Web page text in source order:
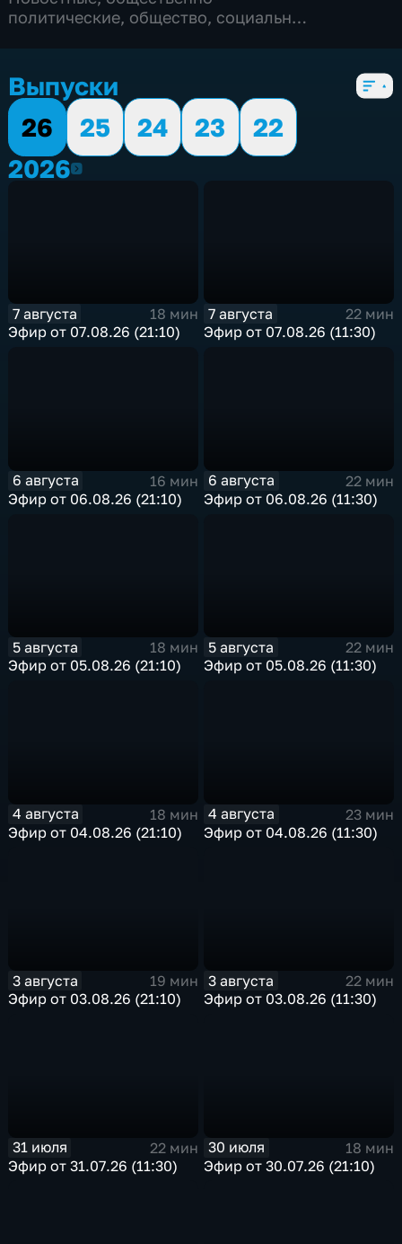
политические, общество, социально-
Выпуски
26
25 24 23
22
20262026
7 августа
18 мин
Эфир от 07.08.26 (21:10)
7 августа
22 мин
Эфир от 07.08.26 (11:30)
6 августа
16 мин
Эфир от 06.08.26 (21:10)
6 августа
22 мин
Эфир от 06.08.26 (11:30)
5 августа
18 мин
Эфир от 05.08.26 (21:10)
5 августа
22 мин
Эфир от 05.08.26 (11:30)
4 августа
18 мин
Эфир от 04.08.26 (21:10)
4 августа
23 мин
Эфир от 04.08.26 (11:30)
3 августа
19 мин
Эфир от 03.08.26 (21:10)
3 августа
22 мин
Эфир от 03.08.26 (11:30)
31 июля
22 мин
Эфир от 31.07.26 (11:30)
30 июля
18 мин
Эфир от 30.07.26 (21:10)